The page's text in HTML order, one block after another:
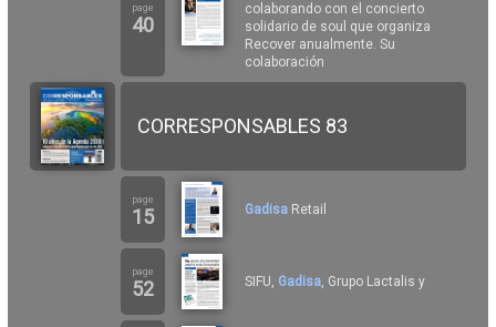
page
40
colaborando con el concierto
solidario de soul que organiza
Recover anualmente. Su
colaboración
CORRESPONSABLES 83
page
15 Gadisa Retail
page
52 SIFU, Gadisa, Grupo Lactalis y